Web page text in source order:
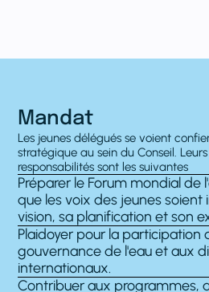
Mandat
Les jeunes délégués se voient
stratégique au sein du Conseil.
responsabilités sont les suivantes
Préparer le Forum mondial de
que les voix des jeunes soient
vision, sa planification et son
Plaidoyer pour la participation
gouvernance de l'eau et aux
internationaux.
Contribuer aux programmes,